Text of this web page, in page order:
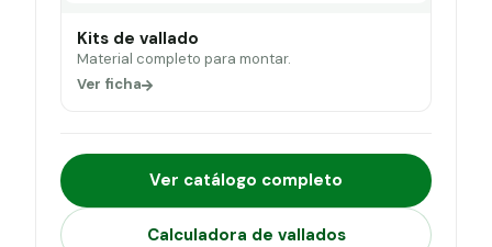
Kits de vallado
Material completo para montar.
Ver ficha
Ver catálogo completo
Calculadora de vallados